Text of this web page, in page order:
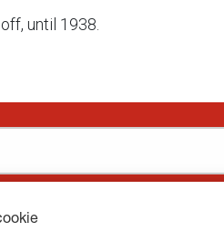
until 1938.